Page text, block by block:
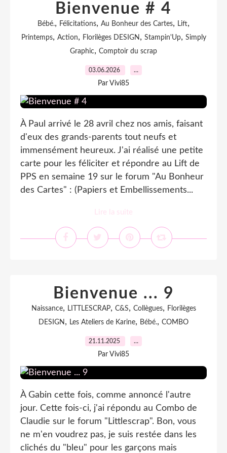
Bienvenue # 4
Bébé., Félicitations, Au Bonheur des Cartes, Lift,
Printemps, Action, Florilèges DESIGN , Stampin'Up, Simply
Graphic, Comptoir du scrap
03.06.2026 …
Par Vivi85
À Paul arrivé le 28 avril chez nos amis, faisant
d'eux des grands-parents tout neufs et
immensément heureux. J'ai réalisé une petite
carte pour les féliciter et répondre au Lift de
PPS en semaine 19 sur le forum "Au Bonheur
des Cartes" : (Papiers et Embellissements...
Lire la suite
Bienvenue ... 9
Naissance, LITTLESCRAP, C&S, Collègues, Florilèges
DESIGN , Les Ateliers de Karine, Bébé., COMBO
21.11.2025 …
Par Vivi85
À Gabin cette fois, comme annoncé l'autre
jour. Cette fois-ci, j'ai répondu au Combo de
Claudie sur le forum "Littlescrap". Bon, vous
ne m'en voudrez pas, je suis restée dans les
clichés du "bleu" pour les garçons mais